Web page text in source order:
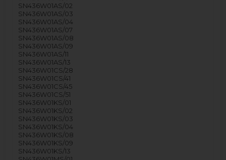
SN436W01AS/02
SN436W01AS/03
SN436W01AS/04
SN436W01AS/07
SN436W01AS/08
SN436W01AS/09
SN436W01AS/11
SN436W01AS/13
SN436W01CS/28
SN436W01CS/41
SN436W01CS/45
SN436W01CS/51
SN436W01KS/01
SN436W01KS/02
SN436W01KS/03
SN436W01KS/04
SN436W01KS/08
SN436W01KS/09
SN436W01KS/13